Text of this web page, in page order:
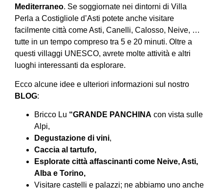
Mediterraneo. Se soggiornate nei dintorni di Villa
Perla a Costigliole d’Asti potete anche visitare
facilmente città come Asti, Canelli, Calosso, Neive, …
tutte in un tempo compreso tra 5 e 20 minuti. Oltre a
questi villaggi UNESCO, avrete molte attività e altri
luoghi interessanti da esplorare.
Ecco alcune idee e ulteriori informazioni sul nostro
BLOG:
Bricco Lu “GRANDE PANCHINA con vista sulle
Alpi,
Degustazione di vini,
Caccia al tartufo,
Esplorate città affascinanti come Neive, Asti,
Alba e Torino,
Visitare castelli e palazzi; ne abbiamo uno anche